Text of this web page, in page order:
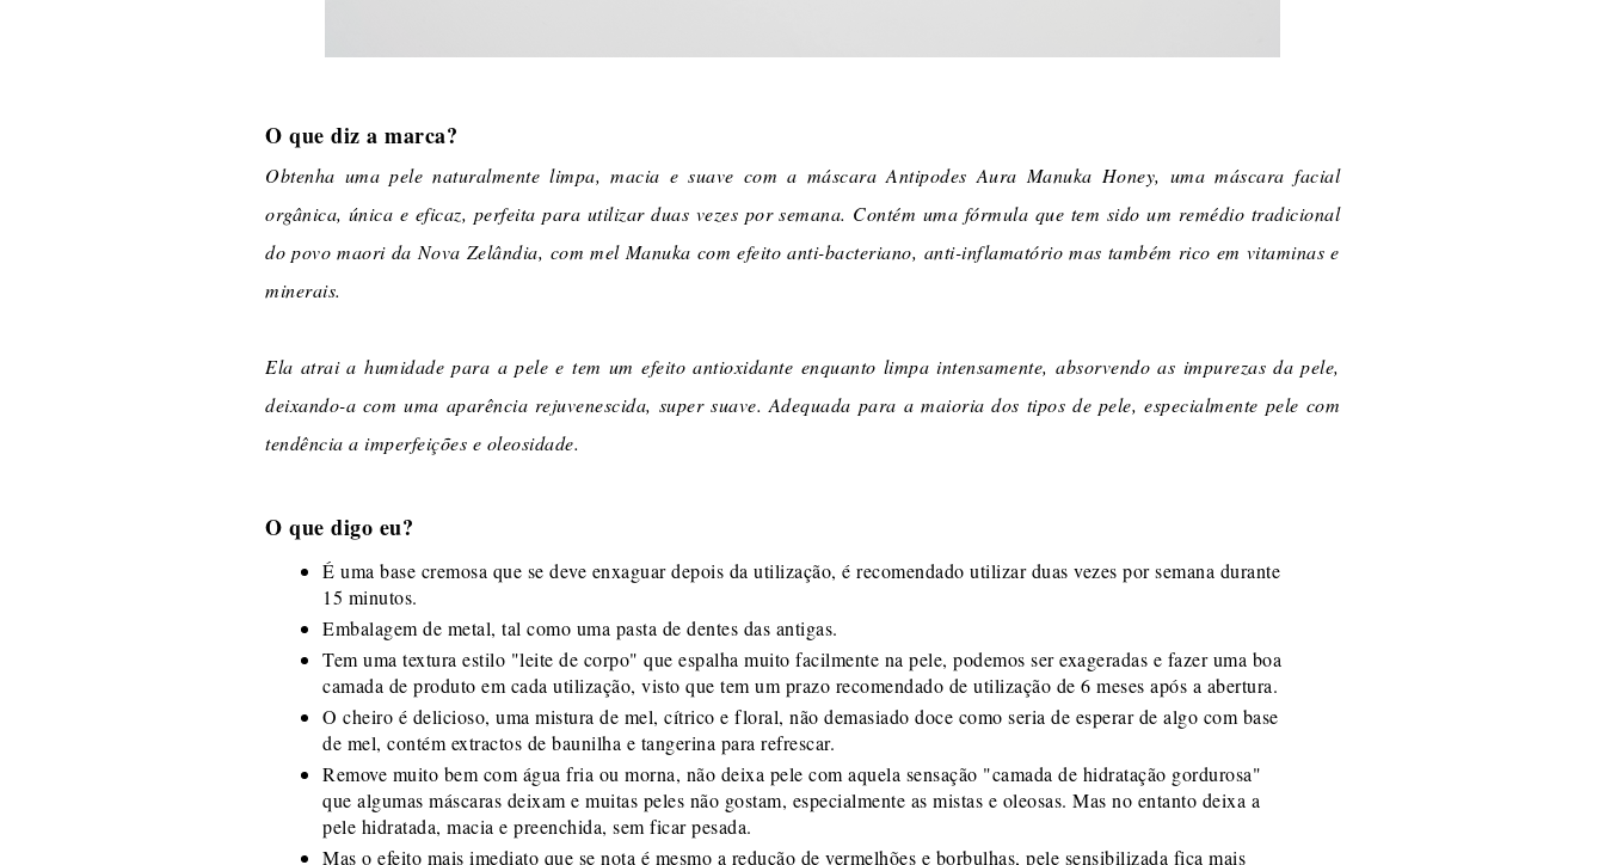
O que diz a marca?
Obtenha uma pele naturalmente limpa, macia e suave com a máscara Antipodes Aura Manuka Honey, uma máscara facial
orgânica, única e eficaz, perfeita para utilizar duas vezes por semana. Contém uma fórmula que tem sido um remédio tradicional
do povo maori da Nova Zelândia, com mel Manuka com efeito anti-bacteriano, anti-inflamatório mas também rico em vitaminas e
minerais.
Ela atrai a humidade para a pele e tem um efeito antioxidante enquanto limpa intensamente, absorvendo as impurezas da pele,
deixando-a com uma aparência rejuvenescida, super suave. Adequada para a maioria dos tipos de pele, especialmente pele com
tendência a imperfeições e oleosidade.
O que digo eu?
É uma base cremosa que se deve enxaguar depois da utilização, é recomendado utilizar duas vezes por semana durante
15 minutos.
Embalagem de metal, tal como uma pasta de dentes das antigas.
Tem uma textura estilo "leite de corpo" que espalha muito facilmente na pele, podemos ser exageradas e fazer uma boa
camada de produto em cada utilização, visto que tem um prazo recomendado de utilização de 6 meses após a abertura.
O cheiro é delicioso, uma mistura de mel, cítrico e floral, não demasiado doce como seria de esperar de algo com base
de mel, contém extractos de baunilha e tangerina para refrescar.
Remove muito bem com água fria ou morna, não deixa pele com aquela sensação "camada de hidratação gordurosa"
que algumas máscaras deixam e muitas peles não gostam, especialmente as mistas e oleosas. Mas no entanto deixa a
pele hidratada, macia e preenchida, sem ficar pesada.
Mas o efeito mais imediato que se nota é mesmo a redução de vermelhões e borbulhas, pele sensibilizada fica mais